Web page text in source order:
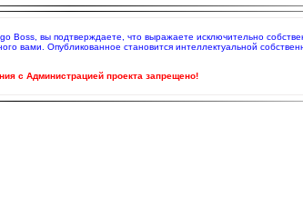
Boss, вы подтверждаете, что выражаете исключительно
вами. Опубликованное становится интеллектуальной
с Администрацией проекта запрещено!